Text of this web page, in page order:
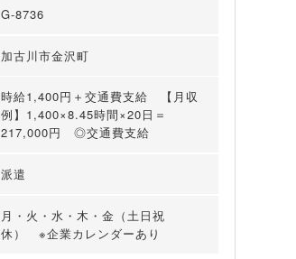
G-8736
加古川市金沢町
時給1,400円＋交通費支給 【月収
例】1,400×8.45時間×20日＝
217,000円 ◎交通費支給
派遣
月・火・水・木・金（土日祝
休） ※企業カレンダーあり